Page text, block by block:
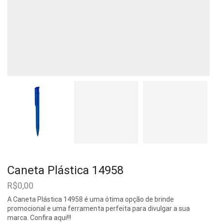
Caneta Plástica 14958
R$0,00
A Caneta Plástica 14958 é uma ótima opção de brinde
promocional e uma ferramenta perfeita para divulgar a sua
marca. Confira aqui!!!